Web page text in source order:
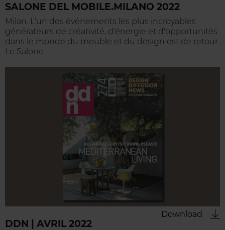
SALONE DEL MOBILE.MILANO 2022
Milan. L'un des événements les plus incroyables
générateurs de créativité, d'énergie et d'opportunités
dans le monde du meuble et du design est de retour.
Le Salone …
Download
DDN | AVRIL 2022